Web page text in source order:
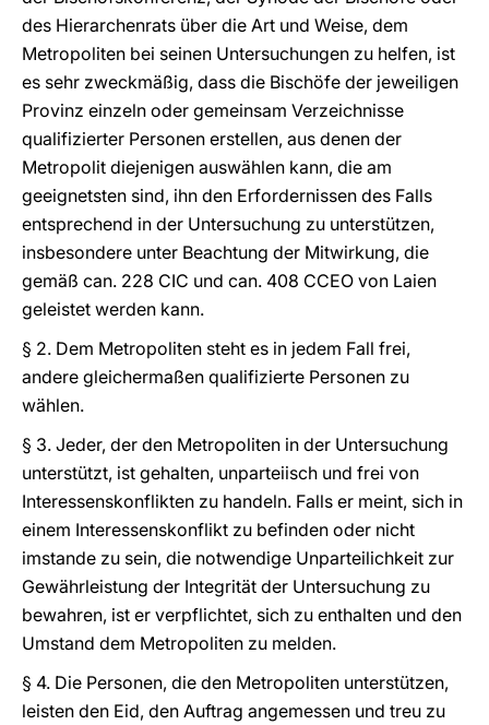
des Hierarchenrats über die Art und Weise, dem
Metropoliten bei seinen Untersuchungen zu helfen, ist
es sehr zweckmäßig, dass die Bischöfe der jeweiligen
Provinz einzeln oder gemeinsam Verzeichnisse
qualifizierter Personen erstellen, aus denen der
Metropolit diejenigen auswählen kann, die am
geeignetsten sind, ihn den Erfordernissen des Falls
entsprechend in der Untersuchung zu unterstützen,
insbesondere unter Beachtung der Mitwirkung, die
gemäß can. 228 CIC und can. 408 CCEO von Laien
geleistet werden kann.
§ 2. Dem Metropoliten steht es in jedem Fall frei,
andere gleichermaßen qualifizierte Personen zu
wählen.
§ 3. Jeder, der den Metropoliten in der Untersuchung
unterstützt, ist gehalten, unparteiisch und frei von
Interessenskonflikten zu handeln. Falls er meint, sich in
einem Interessenskonflikt zu befinden oder nicht
imstande zu sein, die notwendige Unparteilichkeit zur
Gewährleistung der Integrität der Untersuchung zu
bewahren, ist er verpflichtet, sich zu enthalten und den
Umstand dem Metropoliten zu melden.
§ 4. Die Personen, die den Metropoliten unterstützen,
leisten den Eid, den Auftrag angemessen und treu zu